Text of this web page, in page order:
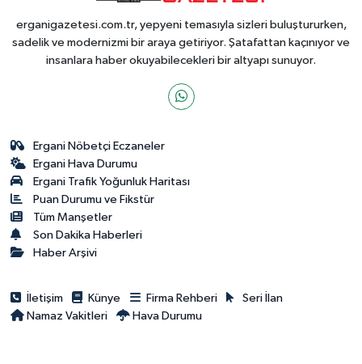
erganigazetesi.com.tr, yepyeni temasıyla sizleri buluştururken,
sadelik ve modernizmi bir araya getiriyor. Şatafattan kaçınıyor ve
insanlara haber okuyabilecekleri bir altyapı sunuyor.
Ergani Nöbetçi Eczaneler
Ergani Hava Durumu
Ergani Trafik Yoğunluk Haritası
Puan Durumu ve Fikstür
Tüm Manşetler
Son Dakika Haberleri
Haber Arşivi
İletişim Künye Firma Rehberi
Seri İlan
Namaz Vakitleri
Hava Durumu